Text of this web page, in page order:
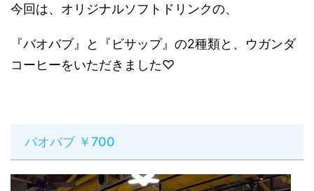
今回は、オリジナルソフトドリンクの、
『バオバブ』と『ビサップ』の2種類と、ウガンダ
コーヒーをいただきました♡
バオバブ ￥700